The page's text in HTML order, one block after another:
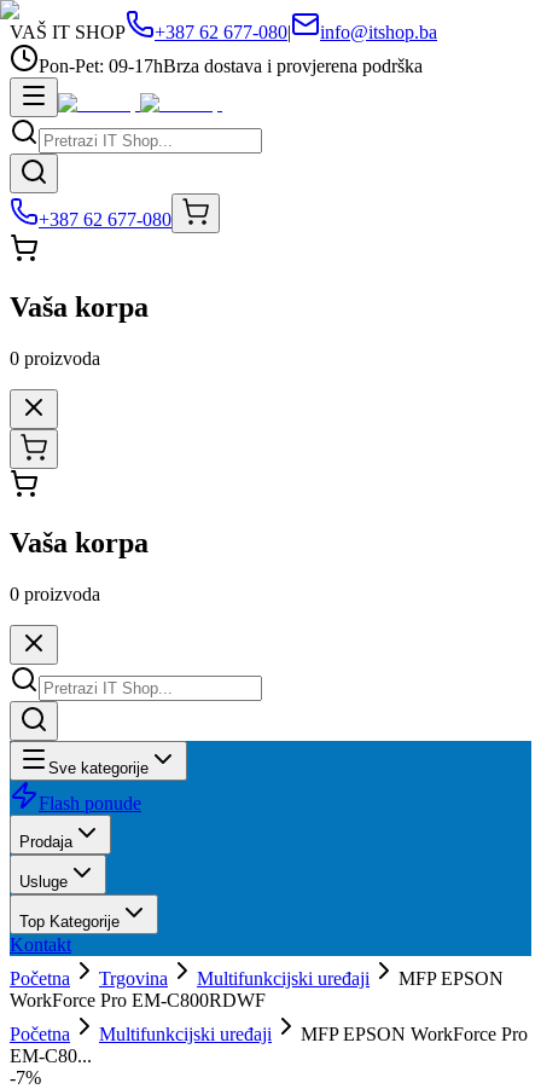
VAŠ IT SHOP +387 62 677-080|
info@itshop.ba
Pon-Pet: 09-17hBrza dostava i provjerena podrška
+387 62 677-080
Vaša korpa
0 proizvoda
Vaša korpa
0 proizvoda
Sve kategorije
Flash ponude
Prodaja
Usluge
Top Kategorije
Kontakt
Početna
Trgovina Multifunkcijski uređaji
MFP EPSON
WorkForce Pro EM-C800RDWF
Početna
Multifunkcijski uređaji
MFP EPSON WorkForce Pro
EM-C80...
-7%